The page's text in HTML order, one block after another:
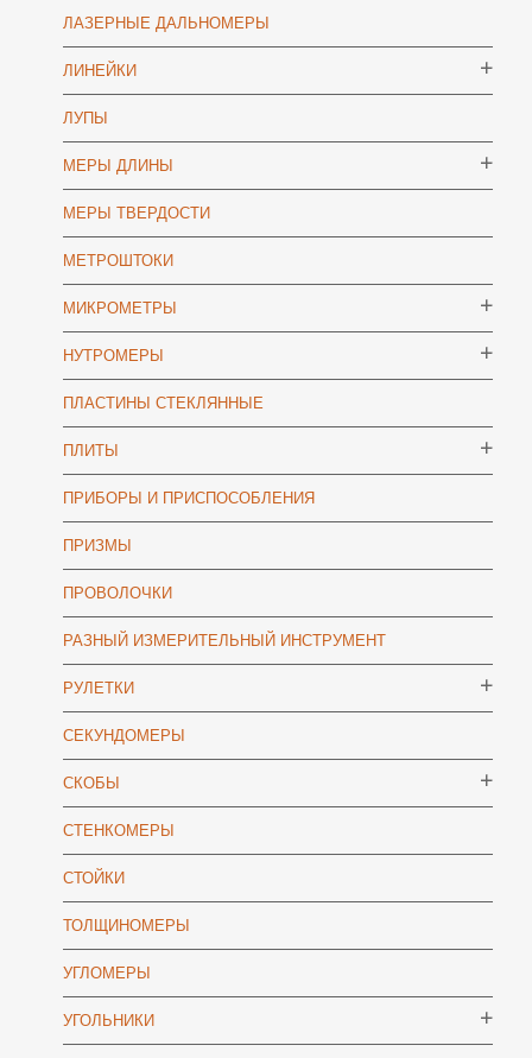
ЛАЗЕРНЫЕ ДАЛЬНОМЕРЫ
ЛИНЕЙКИ
ЛУПЫ
МЕРЫ ДЛИНЫ
МЕРЫ ТВЕРДОСТИ
МЕТРОШТОКИ
МИКРОМЕТРЫ
НУТРОМЕРЫ
ПЛАСТИНЫ СТЕКЛЯННЫЕ
ПЛИТЫ
ПРИБОРЫ И ПРИСПОСОБЛЕНИЯ
ПРИЗМЫ
ПРОВОЛОЧКИ
РАЗНЫЙ ИЗМЕРИТЕЛЬНЫЙ ИНСТРУМЕНТ
РУЛЕТКИ
СЕКУНДОМЕРЫ
СКОБЫ
СТЕНКОМЕРЫ
СТОЙКИ
ТОЛЩИНОМЕРЫ
УГЛОМЕРЫ
УГОЛЬНИКИ